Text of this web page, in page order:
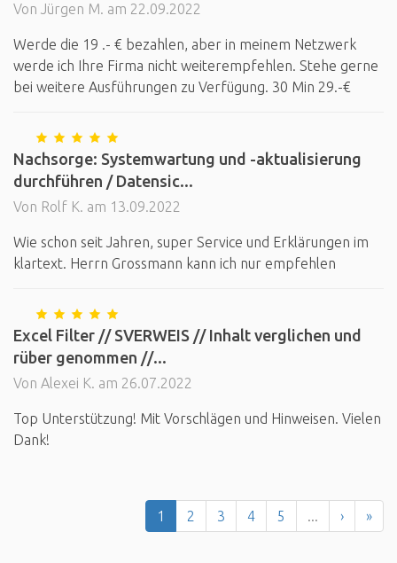
Von Jürgen M. am 22.09.2022
Werde die 19 .- € bezahlen, aber in meinem Netzwerk
werde ich Ihre Firma nicht weiterempfehlen. Stehe gerne
bei weitere Ausführungen zu Verfügung. 30 Min 29.-€
Nachsorge: Systemwartung und -aktualisierung
durchführen / Datensic...
Von Rolf K. am 13.09.2022
Wie schon seit Jahren, super Service und Erklärungen im
klartext. Herrn Grossmann kann ich nur empfehlen
Excel Filter // SVERWEIS // Inhalt verglichen und
rüber genommen //...
Von Alexei K. am 26.07.2022
Top Unterstützung! Mit Vorschlägen und Hinweisen. Vielen
Dank!
1 2 3 4 5 ... › »